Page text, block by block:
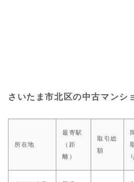
さいたま市北区の中古マンシ
所在地
最寄駅
（距
離）
取引総
額
り